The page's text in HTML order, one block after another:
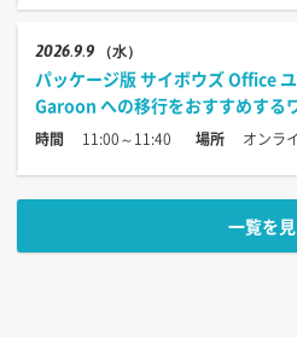
20269.9 （水）
パッケージ版 サイボウズ Office
Garoon への移行をおすすめする
時間 11:00～11:40 場所 オンラ
一覧を